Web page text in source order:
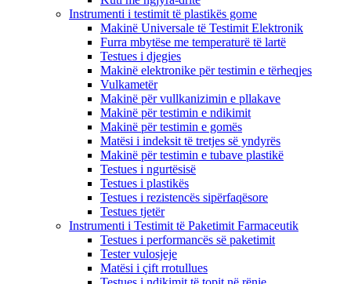
Instrumenti i testimit të plastikës gome
Makinë Universale të Testimit Elektronik
Furra mbytëse me temperaturë të lartë
Testues i djegies
Makinë elektronike për testimin e tërheqjes
Vulkametër
Makinë për vullkanizimin e pllakave
Makinë për testimin e ndikimit
Makinë për testimin e gomës
Matësi i indeksit të tretjes së yndyrës
Makinë për testimin e tubave plastikë
Testues i ngurtësisë
Testues i plastikës
Testues i rezistencës sipërfaqësore
Testues tjetër
Instrumenti i Testimit të Paketimit Farmaceutik
Testues i performancës së paketimit
Tester vulosjeje
Matësi i çift rrotullues